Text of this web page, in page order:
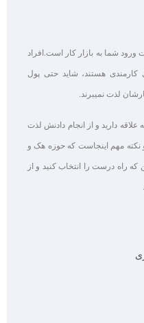
شما به بازار کار است.افراد
هستند، شاید حتی پول
لذت نمیبرند.
دارید و از انجام دادنش لذت
نکته مهم اینجاست که حوزه هک و
راه درست را انتخاب کنید و از